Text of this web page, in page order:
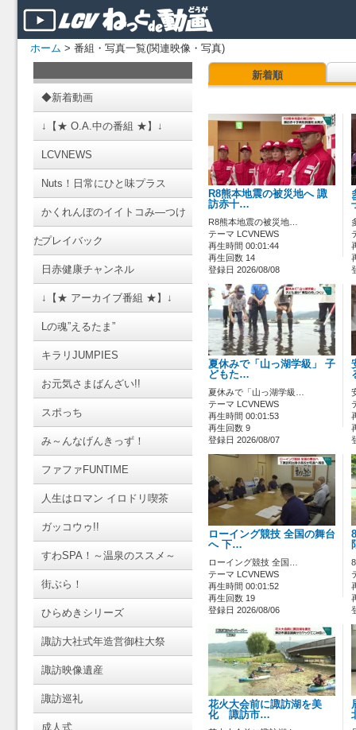
ホーム > 番組・写真一覧(関連映像・写真)
◆新着動画
↓【★ O.A.中の番組 ★】↓
LCVNEWS
Nuts！日常にひと味プラス
かくれんぼのイイトコみ―つけ
たプレイバック
日赤健康チャンネル
↓【★ アーカイブ番組 ★】↓
Lの魂”えるたま”
キラリJUMPIES
お元気さまばんざい!!
スポっち
み～んなげんきっず！
ファファFUNTIME
人生はロマン イロドリ喫茶
ガッコウゥ!!
すわSPA！～温泉のススメ～
街ぶら！
ひらめきシリーズ
諏訪大社式年造営御柱大祭
諏訪映像遺産
諏訪巡礼
成人式
新着順
R8熊本地震の被災地へ 諏
訪赤十…
R8熊本地震の被災地…
テーマ LCVNEWS
再生時間 00:01:44
再生回数 14
登録日 2026/08/08
夏休みで「山っ湖学級」 子
どもた…
夏休みで「山っ湖学級…
テーマ LCVNEWS
再生時間 00:01:53
再生回数 9
登録日 2026/08/07
ローイング競技 全国の舞台
へ 下…
ローイング競技 全国…
テーマ LCVNEWS
再生時間 00:01:52
再生回数 19
登録日 2026/08/06
花火大会前に諏訪湖を美
化 諏訪市…